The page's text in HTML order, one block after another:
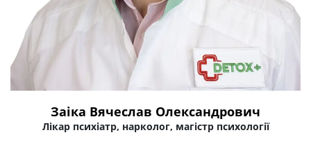
Заіка Вячеслав Олександрович
Лікар психіатр, нарколог, магістр психології